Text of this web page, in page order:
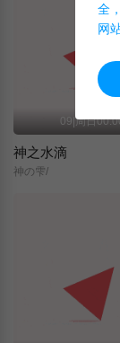
09|周日
神之水滴
神の雫/
全
网